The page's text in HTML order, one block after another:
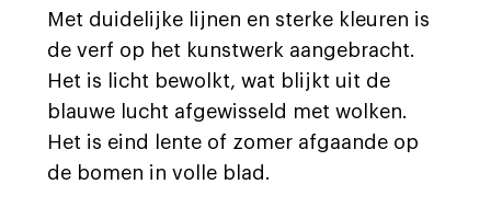
Met duidelijke lijnen en sterke kleuren is
de verf op het kunstwerk aangebracht.
Het is licht bewolkt, wat blijkt uit de
blauwe lucht afgewisseld met wolken.
Het is eind lente of zomer afgaande op
de bomen in volle blad.